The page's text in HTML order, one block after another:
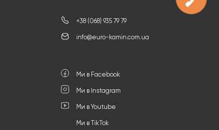
+38 (068) 935 79 79
info@euro-kamin.com.ua
Ми в Facebook
Ми в Instagram
Ми в Youtube
Ми в TikTok